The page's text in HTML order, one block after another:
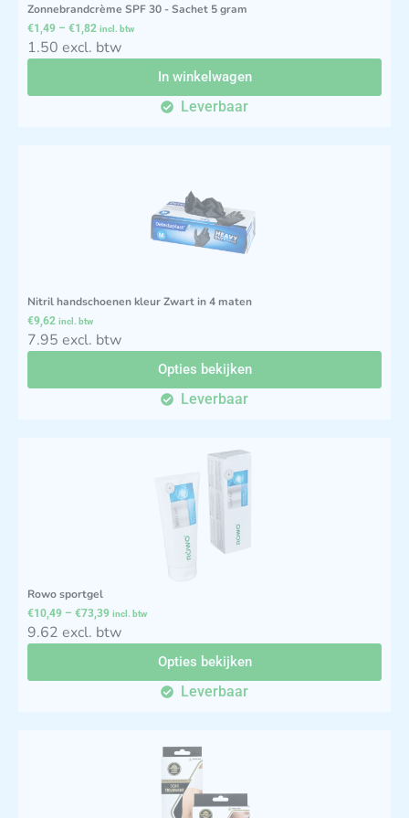
Zonnebrandcrème SPF 30 - Sachet 5 gram
€1,49 – €1,82 incl. btw
1.50 excl. btw
In winkelwagen
Leverbaar
Nitril handschoenen kleur Zwart in 4 maten
€9,62 incl. btw
7.95 excl. btw
Opties bekijken
Leverbaar
Rowo sportgel
€10,49 – €73,39 incl. btw
9.62 excl. btw
Opties bekijken
Leverbaar